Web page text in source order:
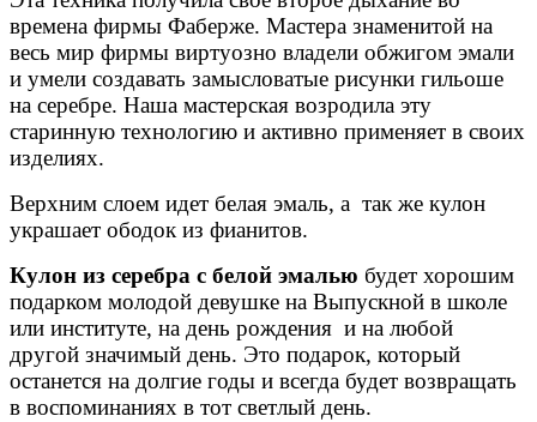
времена фирмы Фаберже. Мастера знаменитой на
весь мир фирмы виртуозно владели обжигом эмали
и умели создавать замысловатые рисунки гильоше
на серебре. Наша мастерская возродила эту
старинную технологию и активно применяет в своих
изделиях.
Верхним слоем идет белая эмаль, а так же кулон
украшает ободок из фианитов.
Кулон из серебра с белой эмалью будет хорошим
подарком молодой девушке на Выпускной в школе
или институте, на день рождения и на любой
другой значимый день. Это подарок, который
останется на долгие годы и всегда будет возвращать
в воспоминаниях в тот светлый день.